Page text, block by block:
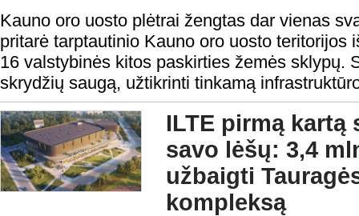
Kauno oro uosto plėtrai žengtas dar vienas
pritarė tarptautinio Kauno oro uosto teritorijos
16 valstybinės kitos paskirties žemės sklypų.
skrydžių saugą, užtikrinti tinkamą
ILTE pirmą kartą
savo lėšų: 3,4
užbaigti
kompleksą